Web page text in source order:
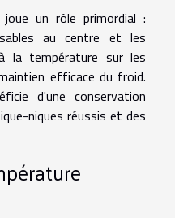
joue un rôle primordial :
au centre et les
la température sur les
efficace du froid.
d'une conservation
niques réussis et des